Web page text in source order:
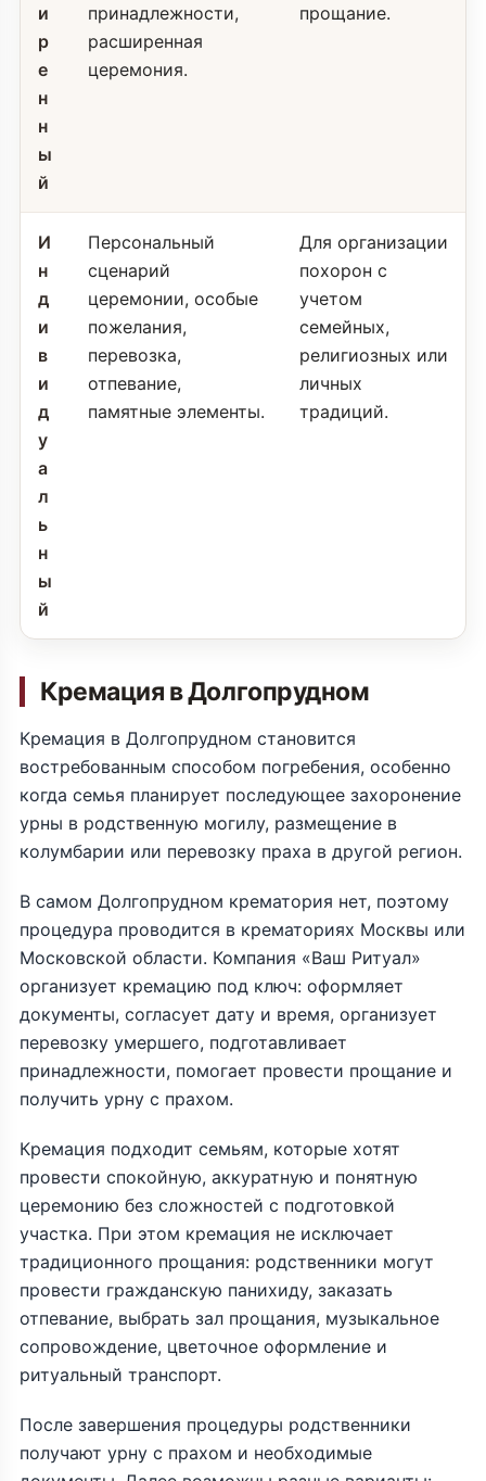
и
р
е
н
н
ы
й
принадлежности,
расширенная
церемония.
прощание.
И
н
д
и
в
и
д
у
а
л
ь
н
ы
й
Персональный
сценарий
церемонии, особые
пожелания,
перевозка,
отпевание,
памятные элементы.
Для организации
похорон с
учетом
семейных,
религиозных или
личных
традиций.
Кремация в Долгопрудном
Кремация в Долгопрудном становится
востребованным способом погребения, особенно
когда семья планирует последующее захоронение
урны в родственную могилу, размещение в
колумбарии или перевозку праха в другой регион.
В самом Долгопрудном крематория нет, поэтому
процедура проводится в крематориях Москвы или
Московской области. Компания «Ваш Ритуал»
организует кремацию под ключ: оформляет
документы, согласует дату и время, организует
перевозку умершего, подготавливает
принадлежности, помогает провести прощание и
получить урну с прахом.
Кремация подходит семьям, которые хотят
провести спокойную, аккуратную и понятную
церемонию без сложностей с подготовкой
участка. При этом кремация не исключает
традиционного прощания: родственники могут
провести гражданскую панихиду, заказать
отпевание, выбрать зал прощания, музыкальное
сопровождение, цветочное оформление и
ритуальный транспорт.
После завершения процедуры родственники
получают урну с прахом и необходимые